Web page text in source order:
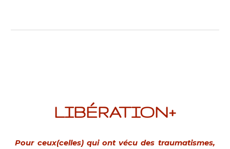
LIBÉRATION+
Pour ceux(celles) qui ont vécu des traumatismes,